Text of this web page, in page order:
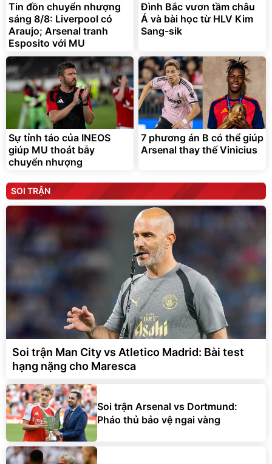
Tin đồn chuyển nhượng
sáng 8/8: Liverpool có
Araujo; Arsenal tranh
Esposito với MU
Đình Bắc vươn tầm châu
Á và bài học từ HLV Kim
Sang-sik
Sự tỉnh táo của INEOS
giúp MU thoát bẫy
chuyển nhượng
7 phương án B có thể giúp
Arsenal thay thế Vinicius
SOI TRẬN
Soi trận Man City vs Atletico Madrid: Bài test
hạng nặng cho Maresca
Soi trận Arsenal vs Dortmund:
Pháo thủ bảo vệ ngai vàng